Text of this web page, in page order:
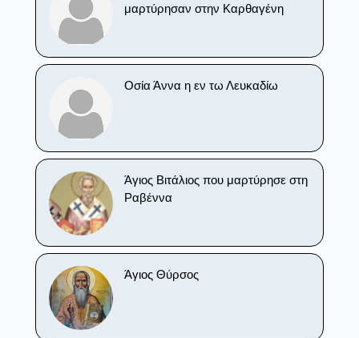
μαρτύρησαν στην Καρθαγένη
Οσία Άννα η εν τω Λευκαδίω
Άγιος Βιτάλιος που μαρτύρησε στη
Ραβέννα
Άγιος Θύρσος